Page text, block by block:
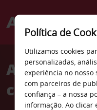
Welcome
AvisAluguer de
carros
Política de
Utilizamos cookies
personalizadas,
experiência no nosso
com parceiros de
confiança – a nossa
informação. Ao clicar